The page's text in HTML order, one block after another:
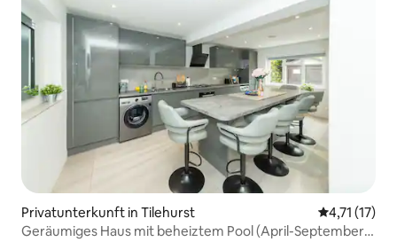
Privatunterkunft in Tilehurst
4,71 (17)
Geräumiges Haus mit beheiztem Pool (April-September)